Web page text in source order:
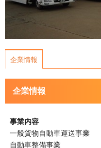
企業情報
企業情報
事業内容
一般貨物自動車運送事業
自動車整備事業